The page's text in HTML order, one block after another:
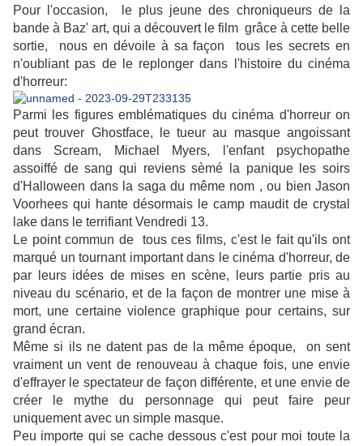
Pour l'occasion, le plus jeune des chroniqueurs de la
bande à Baz' art, qui a découvert le film grâce à cette belle
sortie, nous en dévoile à sa façon tous les secrets en
n'oubliant pas de le replonger dans l'histoire du cinéma
d'horreur:
Parmi les figures emblématiques du cinéma d'horreur on
peut trouver Ghostface, le tueur au masque angoissant
dans Scream, Michael Myers, l'enfant psychopathe
assoiffé de sang qui reviens sèmé la panique les soirs
d'Halloween dans la saga du même nom , ou bien Jason
Voorhees qui hante désormais le camp maudit de crystal
lake dans le terrifiant Vendredi 13.
Le point commun de tous ces films, c'est le fait qu'ils ont
marqué un tournant important dans le cinéma d'horreur, de
par leurs idées de mises en scène, leurs partie pris au
niveau du scénario, et de la façon de montrer une mise à
mort, une certaine violence graphique pour certains, sur
grand écran.
Même si ils ne datent pas de la même époque, on sent
vraiment un vent de renouveau à chaque fois, une envie
d'effrayer le spectateur de façon différente, et une envie de
créer le mythe du personnage qui peut faire peur
uniquement avec un simple masque.
Peu importe qui se cache dessous c'est pour moi toute la